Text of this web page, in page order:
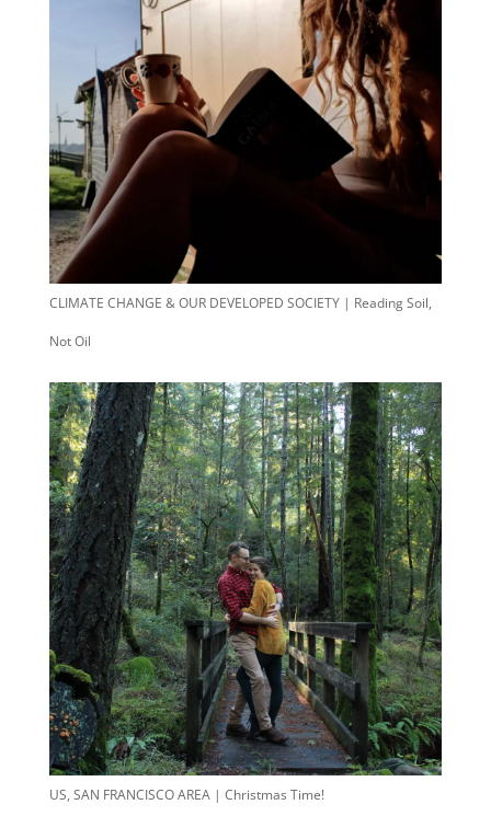
CLIMATE CHANGE & OUR DEVELOPED SOCIETY | Reading Soil,
Not Oil
US, SAN FRANCISCO AREA | Christmas Time!